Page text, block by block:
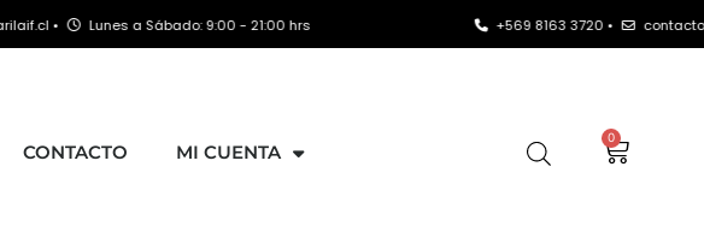
Lunes a Sábado: 9:00 - 21:00 hrs +569 8163 3720 • contacto@warilaif.cl
CONTACTO MI CUENTA
0